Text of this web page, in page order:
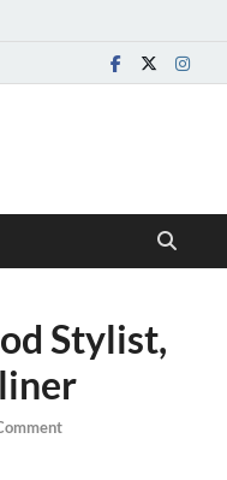
Stylist,